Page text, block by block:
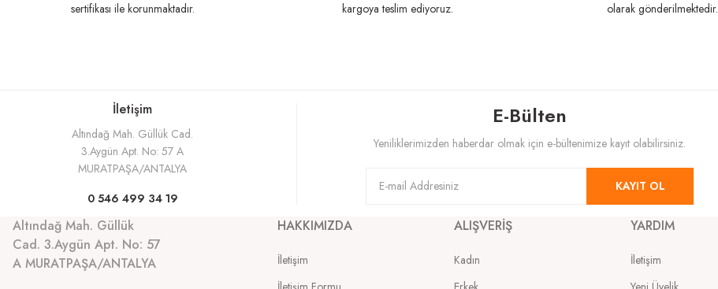
Ürün fiyatı diğer sitelerden daha pahalı.
Gönder
sertifikası ile korunmaktadır.
kargoya teslim ediyoruz.
olarak gönderilmektedir.
İletişim
Altındağ Mah. Güllük Cad.
3.Aygün Apt. No: 57 A
MURATPAŞA/ANTALYA
0 546 499 34 19
E-Bülten
Yeniliklerimizden haberdar olmak için e-bültenimize kayıt olabilirsiniz.
KAYIT OL
Altındağ Mah. Güllük
Cad. 3.Aygün Apt. No: 57
A MURATPAŞA/ANTALYA
HAKKIMIZDA
İletişim
ALIŞVERİŞ
Kadın
YARDIM
İletişim